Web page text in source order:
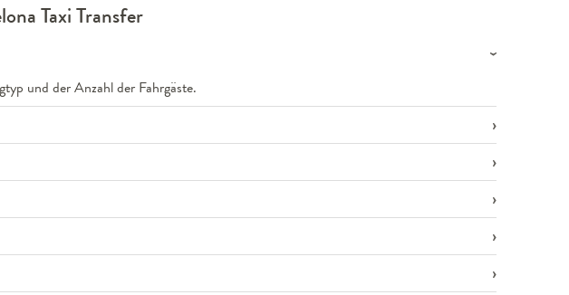
Taxi Transfer
und der Anzahl der Fahrgäste.